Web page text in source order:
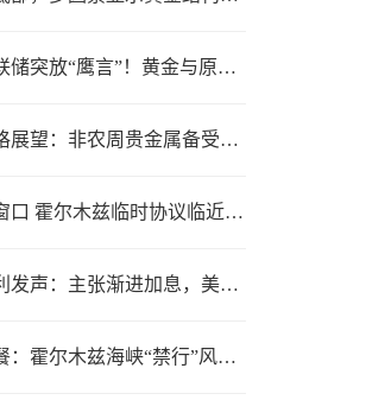
非农前夜，美联储突放“鹰言”！黄金与原油为何联手反攻？
黄金与白银价格展望：非农周贵金属备受关注，黄金测试关键突破位
美伊迎来缓和窗口 霍尔木兹临时协议临近落地
美联储卡什卡利发声：主张渐进加息，美联储内部政策分歧
8月7日财经早餐：霍尔木兹海峡“禁行”风波再起，油价急涨金价承压，非农夜市场博弈加剧